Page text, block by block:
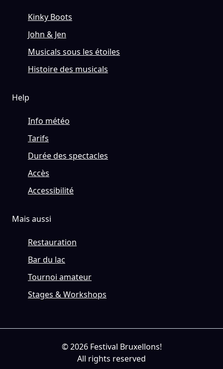
Kinky Boots
John & Jen
Musicals sous les étoiles
Histoire des musicals
Help
Info météo
Tarifs
Durée des spectacles
Accès
Accessibilité
Mais aussi
Restauration
Bar du lac
Tournoi amateur
Stages & Workshops
© 2026 Festival Bruxellons!
All rights reserved